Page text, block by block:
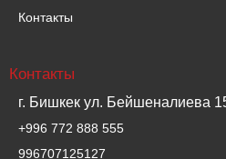
Контакты
Контакты
г. Бишкек ул. Бейшеналиева
+996 772 888 555
996707125127